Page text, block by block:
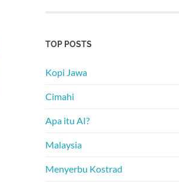
TOP POSTS
Kopi Jawa
Cimahi
Apa itu AI?
Malaysia
Menyerbu Kostrad